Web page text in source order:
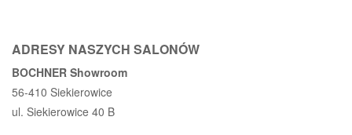
ADRESY NASZYCH SALONÓW
BOCHNER Showroom
56-410 Siekierowice
ul. Siekierowice 40 B